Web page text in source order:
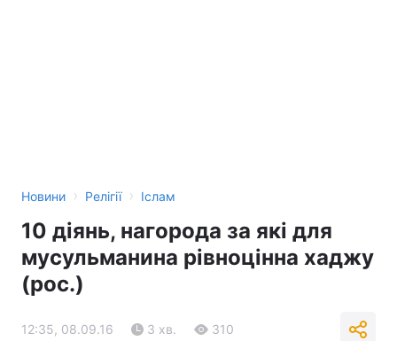
Новини › Релігії › Іслам
10 діянь, нагорода за які для
мусульманина рівноцінна хаджу
(рос.)
12:35, 08.09.16 3 хв. 310